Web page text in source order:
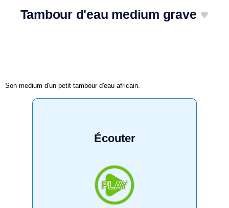
Tambour d'eau medium grave
Son medium d'un petit tambour d'eau africain.
Écouter